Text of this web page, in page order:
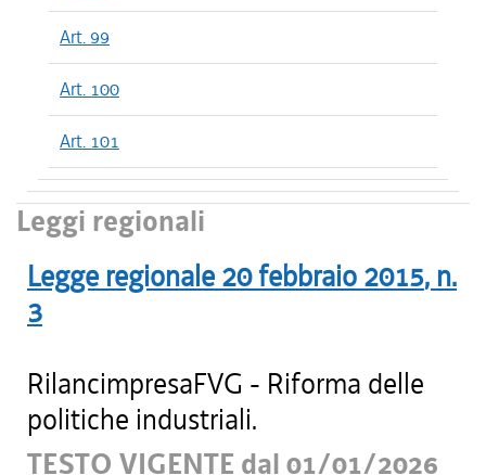
Art. 99
Art. 100
Art. 101
Leggi regionali
Legge regionale 20 febbraio 2015, n.
3
RilancimpresaFVG - Riforma delle
politiche industriali.
TESTO VIGENTE dal 01/01/2026